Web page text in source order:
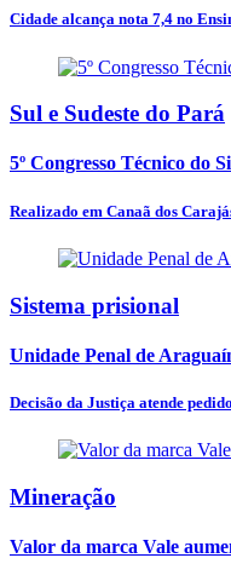
Cidade alcança nota 7,4 no
Sul e Sudeste do Pará
5º Congresso Técnico do
Realizado em Canaã dos
Sistema prisional
Unidade Penal de
Decisão da Justiça atende
Mineração
Valor da marca Vale